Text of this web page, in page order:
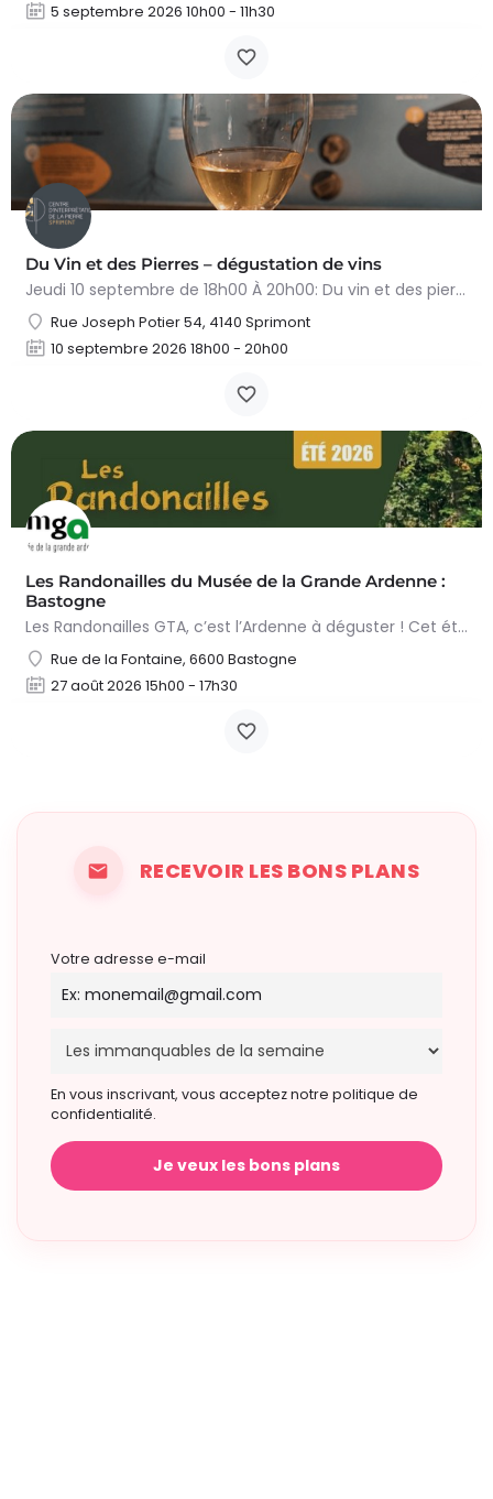
5 septembre 2026 10h00 - 11h30
Du Vin et des Pierres – dégustation de vins
Jeudi 10 septembre de 18h00 À 20h00: Du vin et des pierres – dégustation de vin Animé par Véronique Lidby,…
Rue Joseph Potier 54, 4140 Sprimont
10 septembre 2026 18h00 - 20h00
Les Randonailles du Musée de la Grande Ardenne :
Bastogne
Les Randonailles GTA, c’est l’Ardenne à déguster ! Cet été, marchez, découvrez… et savourez ! Le Musée de…
Rue de la Fontaine, 6600 Bastogne
27 août 2026 15h00 - 17h30
RECEVOIR LES BONS PLANS
Votre adresse e-mail
En vous inscrivant, vous acceptez notre politique de
confidentialité.